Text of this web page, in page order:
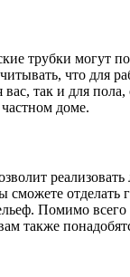
трубки могут
что для
вас, так и для
доме.
сможете
Помимо
также